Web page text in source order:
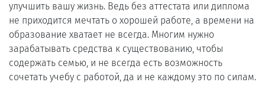
улучшить вашу жизнь. Ведь без аттестата или диплома
не приходится мечтать о хорошей работе, а времени на
образование хватает не всегда. Многим нужно
зарабатывать средства к существованию, чтобы
содержать семью, и не всегда есть возможность
сочетать учебу с работой, да и не каждому это по силам.